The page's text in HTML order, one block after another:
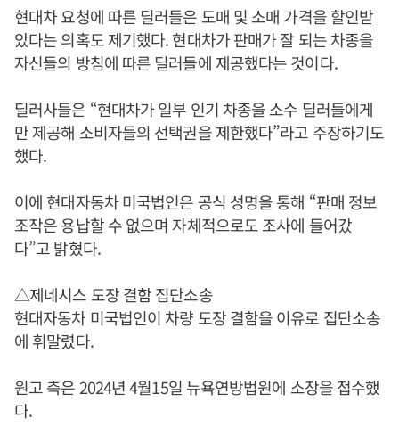
현대차 요청에 따른 딜러들은 도매 및 소매 가격을 할인받
았다는 의혹도 제기했다. 현대차가 판매가 잘 되는 차종을
자신들의 방침에 따른 딜러들에 제공했다는 것이다.
딜러사들은 “현대차가 일부 인기 차종을 소수 딜러들에게
만 제공해 소비자들의 선택권을 제한했다”라고 주장하기도
했다.
이에 현대자동차 미국법인은 공식 성명을 통해 “판매 정보
조작은 용납할 수 없으며 자체적으로도 조사에 들어갔
다”고 밝혔다.
△제네시스 도장 결함 집단소송
현대자동차 미국법인이 차량 도장 결함을 이유로 집단소송
에 휘말렸다.
원고 측은 2024년 4월15일 뉴욕연방법원에 소장을 접수했
다.